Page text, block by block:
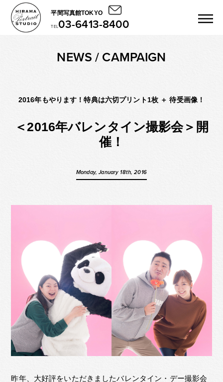
平間写真館TOKYO
TEL03-6413-8400
NEWS / CAMPAIGN
2016年もやります！特典は六切プリント1枚 ＋ 待受画像！
＜2016年バレンタイン撮影会＞開
催！
Monday, January 18th, 2016
昨年、大好評をいただきましたバレンタイン・デー撮影会